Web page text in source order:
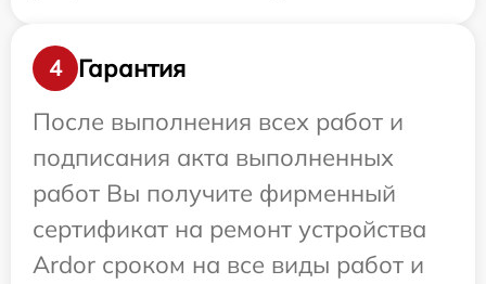
4
Гарантия
После выполнения всех работ и
подписания акта выполненных
работ Вы получите фирменный
сертификат на ремонт устройства
Ardor сроком на все виды работ и